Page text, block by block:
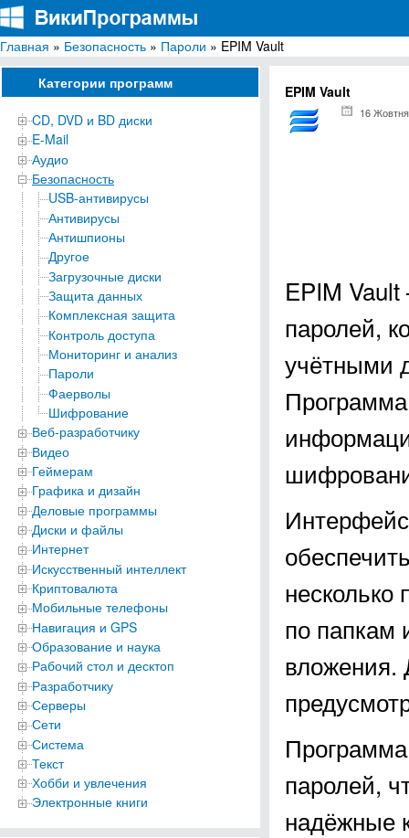
ВикиПрограммы
Энциклопедия бесплатных компьютерных программ для Windows
Главная » Безопасность » Пароли » EPIM Vault
Категории программ
CD, DVD и BD диски
E-Mail
Аудио
Безопасность
USB-антивирусы
Антивирусы
Антишпионы
Другое
Загрузочные диски
Защита данных
Комплексная защита
Контроль доступа
Мониторинг и анализ
Пароли
Фаерволы
Шифрование
Веб-разработчику
Видео
Геймерам
Графика и дизайн
Деловые программы
Диски и файлы
Интернет
Искусственный интеллект
Криптовалюта
Мобильные телефоны
Навигация и GPS
Образование и наука
Рабочий стол и десктоп
Разработчику
Серверы
Сети
Система
Текст
Хобби и увлечения
Электронные книги
EPIM Vault
16
EPIM
паролей,
учётными
несколько
по папкам
вложения.
паролей,
надёжные